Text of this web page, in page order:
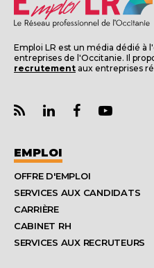
Emploi LR est un média dédié à
entreprises de l'Occitanie. Il
recrutement aux entreprises
EMPLOI
OFFRE D'EMPLOI
SERVICES AUX CANDIDATS
CARRIÈRE
CABINET RH
SERVICES AUX RECRUTEURS